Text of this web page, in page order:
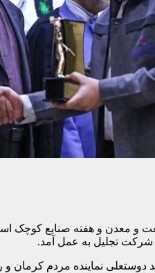
معدن و هفته صنایع کوچک
شرکت تجلیل به عمل آمد.
دوستعلی نماینده مردم کرمان